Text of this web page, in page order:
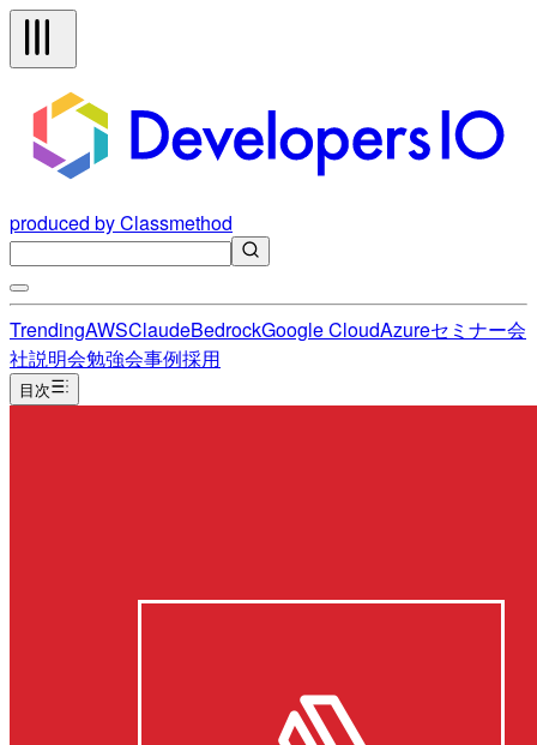
produced by Classmethod
TrendingAWSClaudeBedrockGoogle CloudAzureセミナー会
社説明会勉強会事例採用
目次